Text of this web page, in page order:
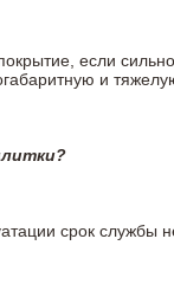
если
и
срок